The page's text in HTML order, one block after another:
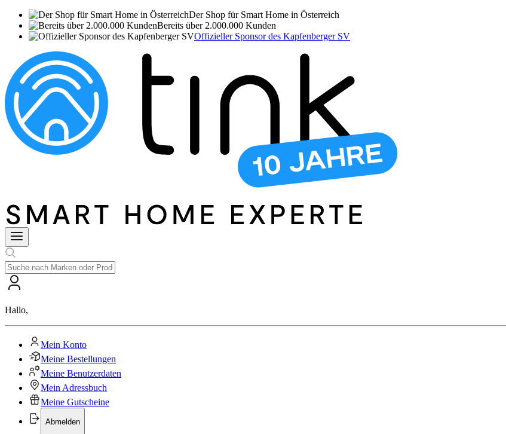
Der Shop für Smart Home in Österreich
Bereits über 2.000.000 Kunden
Offizieller Sponsor des Kapfenberger SV
Hallo,
Mein Konto
Meine Bestellungen
Meine Benutzerdaten
Mein Adressbuch
Meine Gutscheine
Abmelden